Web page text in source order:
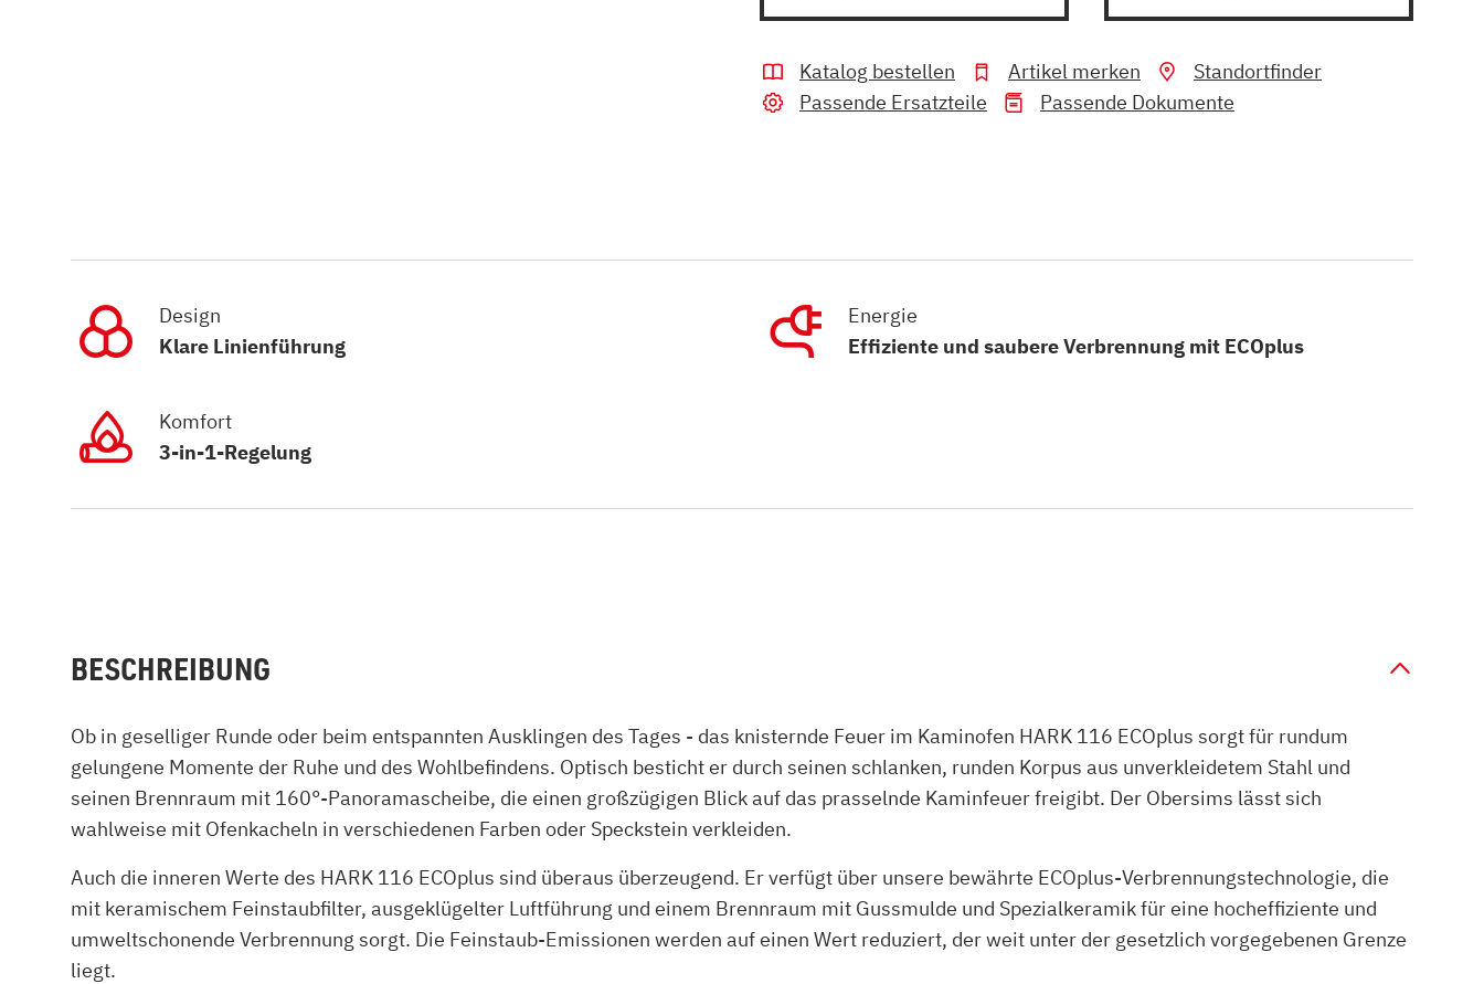
Katalog bestellen Artikel merken
Standortfinder
Passende Ersatzteile
Passende Dokumente
Design
Klare Linienführung
Energie
Effiziente und saubere Verbrennung mit ECOplus
Komfort
3-in-1-Regelung
BESCHREIBUNG
Ob in geselliger Runde oder beim entspannten Ausklingen des Tages - das knisternde Feuer im Kaminofen HARK 116 ECOplus sorgt für rundum
gelungene Momente der Ruhe und des Wohlbefindens. Optisch besticht er durch seinen schlanken, runden Korpus aus unverkleidetem Stahl und
seinen Brennraum mit 160°-Panoramascheibe, die einen großzügigen Blick auf das prasselnde Kaminfeuer freigibt. Der Obersims lässt sich
wahlweise mit Ofenkacheln in verschiedenen Farben oder Speckstein verkleiden.
Auch die inneren Werte des HARK 116 ECOplus sind überaus überzeugend. Er verfügt über unsere bewährte ECOplus-Verbrennungstechnologie, die
mit keramischem Feinstaubfilter, ausgeklügelter Luftführung und einem Brennraum mit Gussmulde und Spezialkeramik für eine hocheffiziente und
umweltschonende Verbrennung sorgt. Die Feinstaub-Emissionen werden auf einen Wert reduziert, der weit unter der gesetzlich vorgegebenen Grenze
liegt.